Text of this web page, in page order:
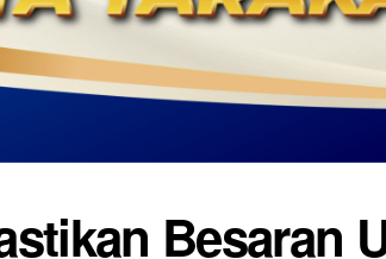
Besaran